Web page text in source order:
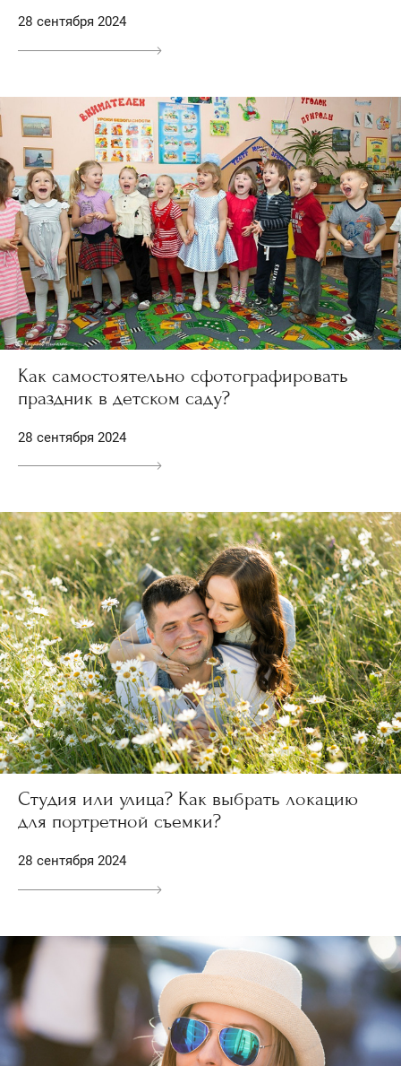
28 сентября 2024
Как самостоятельно сфотографировать
праздник в детском саду?
28 сентября 2024
Студия или улица? Как выбрать локацию
для портретной съемки?
28 сентября 2024